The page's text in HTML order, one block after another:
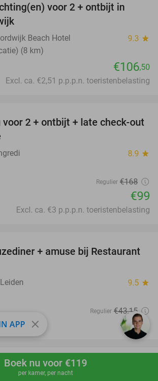
Boek nu
Boek nu voor €119
per kamer, per nacht
voor 2 + ontbijt in
Beach Hotel 9.3 star
(8 km)
€106,50
Excl. ca. €2,51 p.p.p.n. toeristenbelasting
41%
voor 2 + ontbijt + late check-out
8.9 star
Regulier €168
€99
Excl. ca. €3 p.p.p.n. toeristenbelasting
43%
+ amuse bij Restaurant
9.5 star
Regulier €43,15
€24,50
favorite_border
sporten + groepslessen
APP close